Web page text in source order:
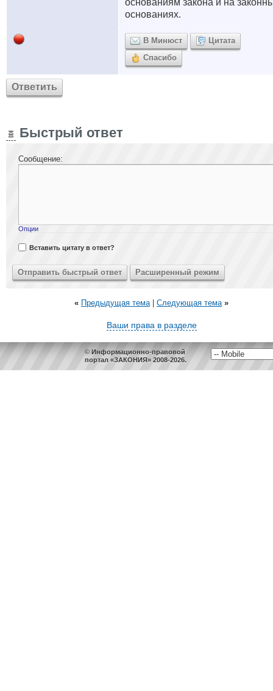
основаниям закона и на
основаниях.
В Минюст
Цитата
Спасибо
Ответить
Быстрый ответ
Сообщение:
Опции
Вставить цитату в ответ?
« Предыдущая тема| Следующая тема »
Ваши права в разделе
© Информационно-правовой
портал «ЗАКОНИЯ» 2008-2026.